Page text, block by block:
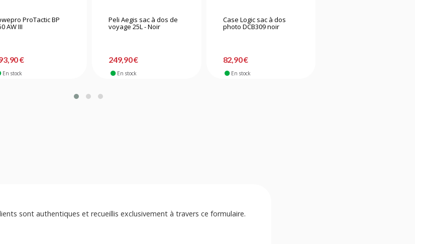
ProTactic BP
AW III
€
En stock
Peli Aegis sac à dos de
voyage 25L - Noir
249,90 €
En stock
Case Logic sac à dos
photo DCB309 noir
82,90 €
En stock
sont authentiques et recueillis exclusivement à travers ce formulaire.